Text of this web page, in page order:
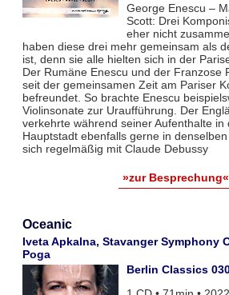
George Enescu –
Scott: Drei
eher nicht
haben diese drei mehr gemeinsam als
ist, denn sie alle hielten sich in der
Der Rumäne Enescu und der Franzose
seit der gemeinsamen Zeit am Pariser
befreundet. So brachte Enescu
Violinsonate zur Uraufführung. Der
verkehrte während seiner Aufenthalte in
Hauptstadt ebenfalls gerne in
sich regelmäßig mit Claude Debussy
»zur Besprechung«
Oceanic
Iveta Apkalna, Stavanger Symphony
Poga
Berlin Classics